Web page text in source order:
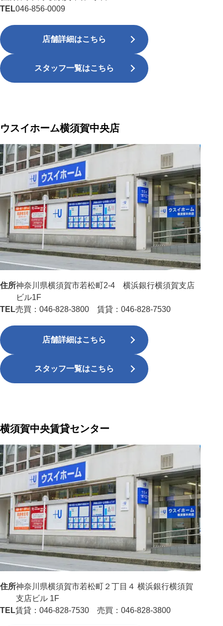
TEL046-856-0009
店舗詳細はこちら
スタッフ一覧はこちら
ウスイホーム横須賀中央店
住所神奈川県横須賀市若松町2-4 横浜銀行横須賀支店
ビル1F
TEL売買：046-828-3800 賃貸：046-828-7530
店舗詳細はこちら
スタッフ一覧はこちら
横須賀中央賃貸センター
住所神奈川県横須賀市若松町２丁目４ 横浜銀行横須賀
支店ビル 1F
TEL賃貸：046-828-7530 売買：046-828-3800